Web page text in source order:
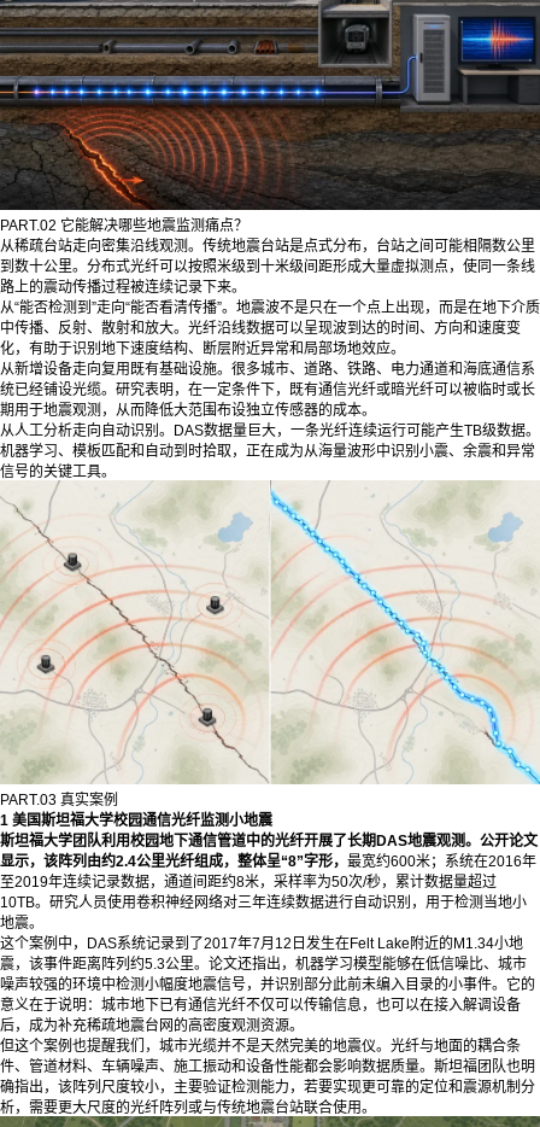
PART.02 它能解决哪些地震监测痛点？
从稀疏台站走向密集沿线观测。传统地震台站是点式分布，台站之间可能相隔数公里
到数十公里。分布式光纤可以按照米级到十米级间距形成大量虚拟测点，使同一条线
路上的震动传播过程被连续记录下来。
从“能否检测到”走向“能否看清传播”。地震波不是只在一个点上出现，而是在地下介质
中传播、反射、散射和放大。光纤沿线数据可以呈现波到达的时间、方向和速度变
化，有助于识别地下速度结构、断层附近异常和局部场地效应。
从新增设备走向复用既有基础设施。很多城市、道路、铁路、电力通道和海底通信系
统已经铺设光缆。研究表明，在一定条件下，既有通信光纤或暗光纤可以被临时或长
期用于地震观测，从而降低大范围布设独立传感器的成本。
从人工分析走向自动识别。DAS数据量巨大，一条光纤连续运行可能产生TB级数据。
机器学习、模板匹配和自动到时拾取，正在成为从海量波形中识别小震、余震和异常
信号的关键工具。
PART.03 真实案例
1 美国斯坦福大学校园通信光纤监测小地震
斯坦福大学团队利用校园地下通信管道中的光纤开展了长期 DAS地震观测。公开论文
显示，该阵列由约2.4公里光纤组成，整体呈“8”字形， 最宽约600米；系统在2016年
至2019年连续记录数据，通道间距约8米，采样率为50次/秒，累计数据量超过
10TB。研究人员使用卷积神经网络对三年连续数据进行自动识别，用于检测当地小
地震。
这个案例中，DAS系统记录到了2017年7月12日发生在Felt Lake附近的M1.34小地
震，该事件距离阵列约5.3公里。论文还指出，机器学习模型能够在低信噪比、城市
噪声较强的环境中检测小幅度地震信号，并识别部分此前未编入目录的小事件。它的
意义在于说明：城市地下已有通信光纤不仅可以传输信息，也可以在接入解调设备
后，成为补充稀疏地震台网的高密度观测资源。
但这个案例也提醒我们，城市光缆并不是天然完美的地震仪。光纤与地面的耦合条
件、管道材料、车辆噪声、施工振动和设备性能都会影响数据质量。斯坦福团队也明
确指出，该阵列尺度较小，主要验证检测能力，若要实现更可靠的定位和震源机制分
析，需要更大尺度的光纤阵列或与传统地震台站联合使用。